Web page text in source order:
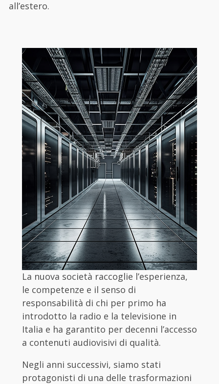
all’estero.
La nuova società raccoglie l’esperienza,
le competenze e il senso di
responsabilità di chi per primo ha
introdotto la radio e la televisione in
Italia e ha garantito per decenni l’accesso
a contenuti audiovisivi di qualità.
Negli anni successivi, siamo stati
protagonisti di una delle trasformazioni